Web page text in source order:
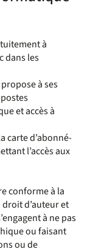
à
dans les
à ses
et accès à
carte d’abonné-
l’accès aux
conforme à la
d’auteur et
à ne pas
ou faisant
ou de